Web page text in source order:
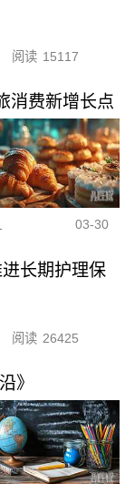
阅读 15117
消费新增长点
03-30
长期护理保
阅读 26425
》